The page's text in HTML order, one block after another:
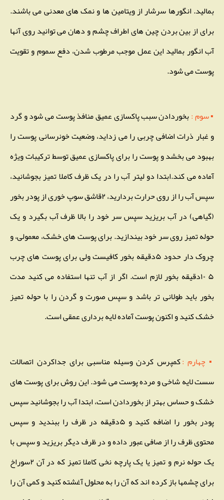
بمالید. انگورها سرشار از ویتامین ها و نمک های معدنی می باشند.
برای از بین بردن چین های اطراف چشم و دهان می توانید روی آنها
آب انگور بمالید این عمل موجب مرطوب شدن، دفع سموم و تقویت
پوست می شود.
▪ سوم :بخوردادن سبب پاکسازی عمیق منافذ پوست می شود و گرد
و غبار ذرات اضافی چربی را می زداید، وضعیت خونرسانی پوست را
بهبود می بخشد و پوست را برای پاکسازی عمیق توسط ترکیبات ویژه
آماده می کند.ابتدا دو لیتر آب را در یک ظرف کاملا تمیز بجوشانید،
سپس آب را از روی حرارت بردارید، ۲قاشق سوپ خوری از پودر بخور
(گیاهی) در آب بریزید سپس سر خود را بالا ظرف آب بگیرد و یک
حوله تمیز روی سر خود بیندازید. برای پوست های خشک، معمولی، و
چروک دار حدود ۵دقیقه بخور کافیست ولی برای پوست های چرب
۵ ۱۰دقیقه بخور لازم است. اگر از آب تنها استفاده می کنید مدت
بخور باید طولانی تر باشد و سپس صورت و گردن را با حوله تمیز
خشک کنید و اکنون پوست آماده لایه برداری عمقی است.
▪ چهارم :کمپرس کردن وسیله مناسبی برای جداکردن اتصالات
سست لایه شاخی و مرده پوست می شود. این روش برای پوست های
خشک و حساس بهتر از بخوردادن است، ابتدا آب را بجوشانید سپس
پودر بخور را اضافه کنید و ۵دقیقه در ظرف را ببندید و سپس
محتوی ظرف را از صافی عبور داده و در ظرف دیگر بریزید و سپس با
یک حوله نرم و تمیز یا یک پارچه نخی کاملا تمیز که در آن ۲سوراخ
برای چشمها باز کرده اند که آن را به محلول آغشته کنید و کمی آن را